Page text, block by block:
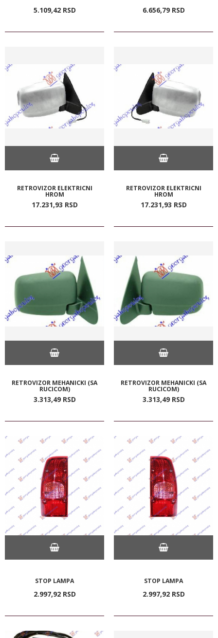
5.109,42 RSD 6.656,79 RSD
RETROVIZOR ELEKTRICNI
HROM
17.231,93 RSD
RETROVIZOR ELEKTRICNI
HROM
17.231,93 RSD
RETROVIZOR MEHANICKI (SA
RUCICOM)
3.313,49 RSD
RETROVIZOR MEHANICKI (SA
RUCICOM)
3.313,49 RSD
STOP LAMPA
2.997,92 RSD
STOP LAMPA
2.997,92 RSD